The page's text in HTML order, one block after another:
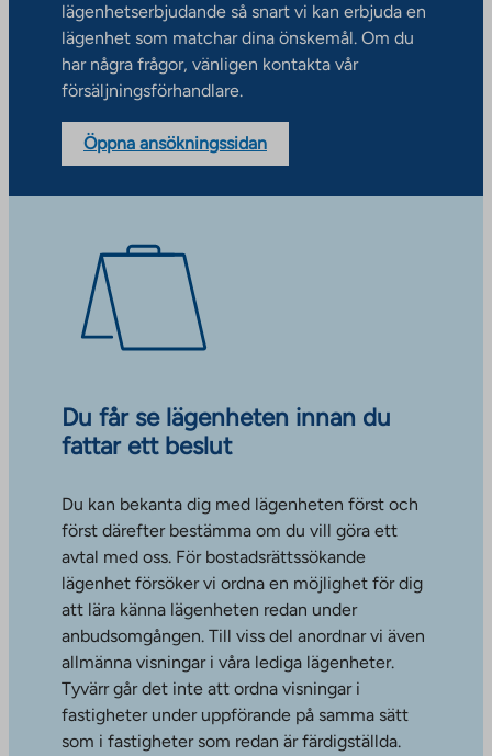
lägenhetserbjudande så snart vi kan erbjuda en
lägenhet som matchar dina önskemål. Om du
har några frågor, vänligen kontakta vår
försäljningsförhandlare.
Öppna ansökningssidan
Du får se lägenheten innan du
fattar ett beslut
Du kan bekanta dig med lägenheten först och
först därefter bestämma om du vill göra ett
avtal med oss. För bostadsrättssökande
lägenhet försöker vi ordna en möjlighet för dig
att lära känna lägenheten redan under
anbudsomgången. Till viss del anordnar vi även
allmänna visningar i våra lediga lägenheter.
Tyvärr går det inte att ordna visningar i
fastigheter under uppförande på samma sätt
som i fastigheter som redan är färdigställda.